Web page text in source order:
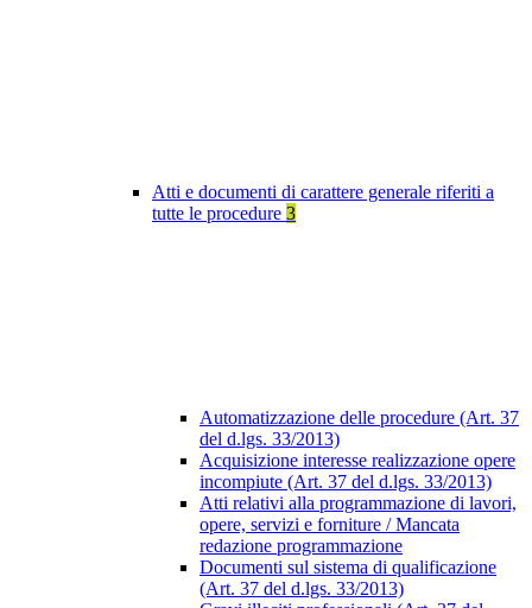
Atti e documenti di carattere generale riferiti a
tutte le procedure 3
Automatizzazione delle procedure (Art. 37
del d.lgs. 33/2013)
Acquisizione interesse realizzazione opere
incompiute (Art. 37 del d.lgs. 33/2013)
Atti relativi alla programmazione di lavori,
opere, servizi e forniture / Mancata
redazione programmazione
Documenti sul sistema di qualificazione
(Art. 37 del d.lgs. 33/2013)